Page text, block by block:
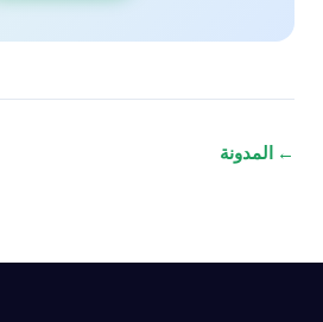
← المدونة